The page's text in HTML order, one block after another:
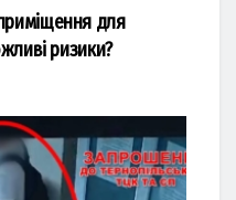
для
ризики?